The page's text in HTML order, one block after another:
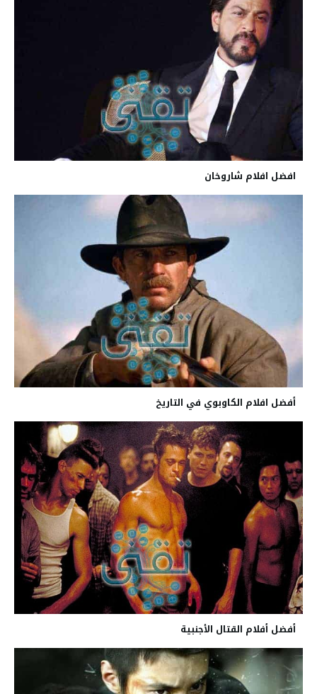
افضل افلام شاروخان
أفضل افلام الكاوبوي في التاريخ
أفضل أفلام القتال الأجنبية